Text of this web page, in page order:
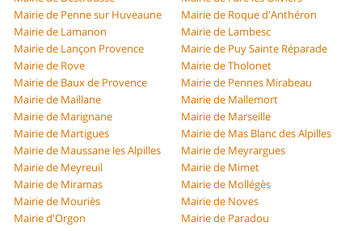
Mairie de Penne sur Huveaune
Mairie de Roque d'Anthéron
Mairie de Lamanon
Mairie de Lambesc
Mairie de Lançon Provence
Mairie de Puy Sainte Réparade
Mairie de Rove
Mairie de Tholonet
Mairie de Baux de Provence
Mairie de Pennes Mirabeau
Mairie de Maillane
Mairie de Mallemort
Mairie de Marignane
Mairie de Marseille
Mairie de Martigues
Mairie de Mas Blanc des Alpilles
Mairie de Maussane les Alpilles
Mairie de Meyrargues
Mairie de Meyreuil
Mairie de Mimet
Mairie de Miramas
Mairie de Mollégès
Mairie de Mouriès
Mairie de Noves
Mairie d'Orgon
Mairie de Paradou